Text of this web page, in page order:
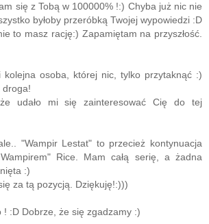
się z Tobą w 100000% !:) Chyba już nic nie
byłoby przeróbką Twojej wypowiedzi :D
to masz rację:) Zapamiętam na przyszłość.
kolejna osoba, której nic, tylko przytaknąć :)
droga!
udało mi się zainteresować Cię do tej
"Wampir Lestat" to przecież kontynuacja
Rice. Mam całą serię, a żadna
:)
za tą pozycją. Dziękuję!:)))
! :D Dobrze, że się zgadzamy :)